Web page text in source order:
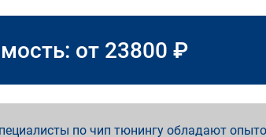
от 23800 ₽
по чип тюнингу обладают